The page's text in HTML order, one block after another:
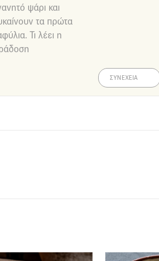
ψάρι και
τα πρώτα
Τι λέει η
ΣΥΝΕΧΕΙΑ